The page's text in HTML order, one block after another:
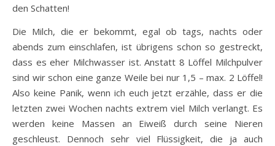
den Schatten!
Die Milch, die er bekommt, egal ob tags, nachts oder
abends zum einschlafen, ist übrigens schon so gestreckt,
dass es eher Milchwasser ist. Anstatt 8 Löffel Milchpulver
sind wir schon eine ganze Weile bei nur 1,5 – max. 2 Löffel!
Also keine Panik, wenn ich euch jetzt erzähle, dass er die
letzten zwei Wochen nachts extrem viel Milch verlangt. Es
werden keine Massen an Eiweiß durch seine Nieren
geschleust. Dennoch sehr viel Flüssigkeit, die ja auch